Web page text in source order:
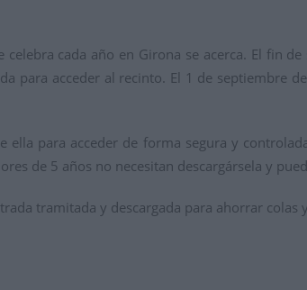
cada año en Girona se acerca. El fin
para acceder al recinto. El 1 de septiembre
para acceder de forma segura y
de 5 años no necesitan descargársela y
tramitada y descargada para ahorrar colas